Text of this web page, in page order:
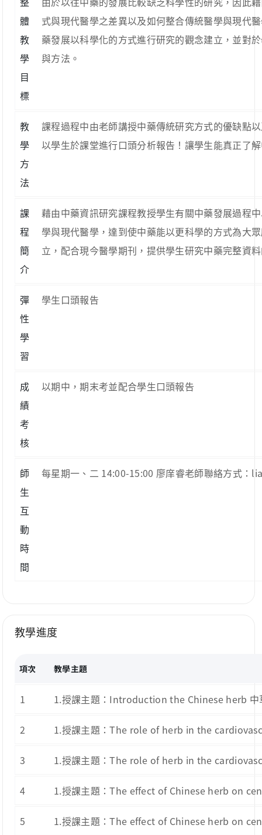
體
教
學
目
標
式與現代醫學之差異以及如何整合傳統醫學與現代
藥發展以科學化的方式進行研究的觀念建立，並對
與方法。
教
學
方
法
課程過程中由老師講授中藥傳統研究方式的優缺點
以學生於課堂進行口頭分析報告！讓學生能真正了
課
程
簡
介
藉由中藥資訊研究課程教授學生有關中藥發展過程
學與現代醫學，達到使中藥能以更科學的方式為大
立，配合現今醫學期刊，提供學生研究中藥完整資
彈
性
學
習
學生口頭報告
成
績
考
核
以期中，期末考並配合學生口頭報告
師
生
互
動
時
間
每星期一、二 14:00-15:00 廖庠睿老師聯絡方式
教學進度
項次 教學主題
1 1.授課主題：Introduction the Chinese herb 中
2 1.授課主題：The role of herb in the
3 1.授課主題：The role of herb in the
4 1.授課主題：The effect of Chinese herb on
5 1.授課主題：The effect of Chinese herb on